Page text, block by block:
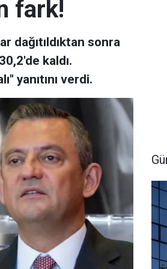
fark!
dağıtıldıktan sonra
kaldı.
yanıtını verdi.